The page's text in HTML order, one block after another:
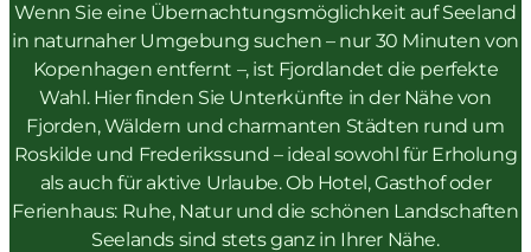
Wenn Sie eine Übernachtungsmöglichkeit auf Seeland
in naturnaher Umgebung suchen – nur 30 Minuten von
Kopenhagen entfernt –, ist Fjordlandet die perfekte
Wahl. Hier finden Sie Unterkünfte in der Nähe von
Fjorden, Wäldern und charmanten Städten rund um
Roskilde und Frederikssund – ideal sowohl für Erholung
als auch für aktive Urlaube. Ob Hotel, Gasthof oder
Ferienhaus: Ruhe, Natur und die schönen Landschaften
Seelands sind stets ganz in Ihrer Nähe.